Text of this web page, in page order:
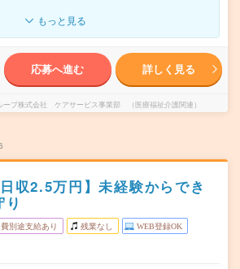
もっと見る
応募へ進む 詳しく見る
ープ株式会社 ケアサービス事業部 （医療福祉介護関連）
収2.5万円】未経験からでき
別途支給あり 残業なし WEB登録OK